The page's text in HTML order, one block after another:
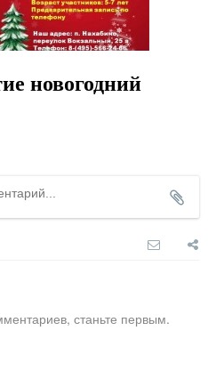
новогодний
станьте первым.